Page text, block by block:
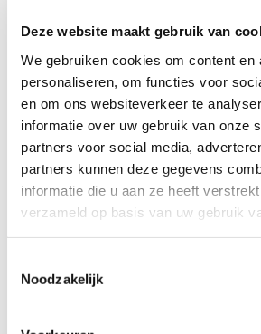
Deze website maakt gebruik van
We gebruiken cookies om content en
personaliseren, om functies voor
en om ons websiteverkeer te
informatie over uw gebruik van onze
partners voor social media,
partners kunnen deze gegevens
informatie die u aan ze heeft
verzameld op basis van uw gebruik
Noodzakelijk